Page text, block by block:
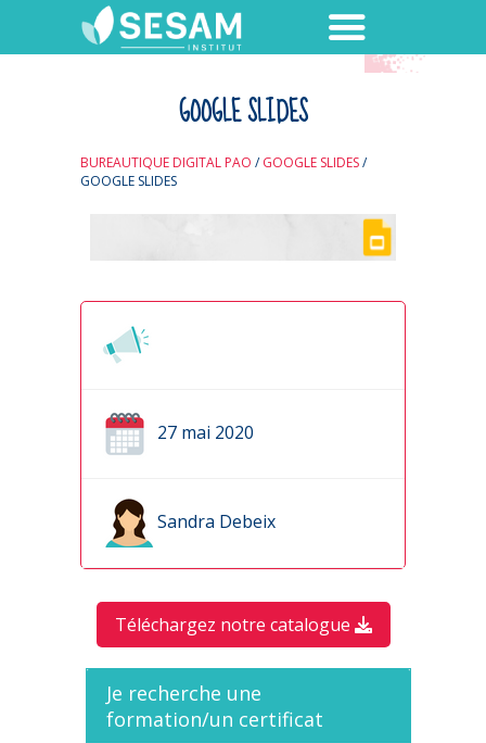
GOOGLE SLIDES
BUREAUTIQUE DIGITAL PAO /GOOGLE SLIDES/
GOOGLE SLIDES
27 mai 2020
Sandra Debeix
Téléchargez notre catalogue
Je recherche une
formation/un certificat